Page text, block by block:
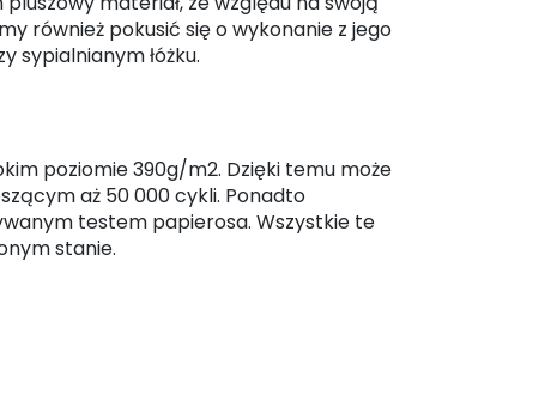
również pokusić się o wykonanie z jego
sypialnianym łóżku.
poziomie 390g/m2. Dzięki temu może
aż 50 000 cykli. Ponadto
testem papierosa. Wszystkie te
stanie.